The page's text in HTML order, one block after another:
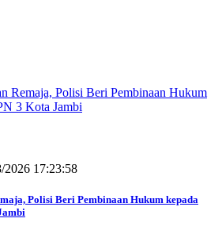
2026 17:23:58
Polisi Beri Pembinaan Hukum kepada